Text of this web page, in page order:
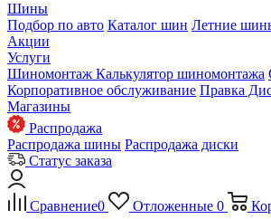
Шины
Подбор по авто Каталог шин Летние
Акции
Услуги
Шиномонтаж Калькулятор шиномонтажа
Корпоративное обслуживание Правка
Магазины
Распродажа
Распродажа шины Распродажа диски
Статус заказа
Сравнение0 Отложенные 0